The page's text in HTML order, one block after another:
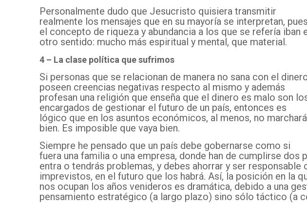
Personalmente dudo que Jesucristo quisiera transmitir
realmente los mensajes que en su mayoría se interpretan, pues
el concepto de riqueza y abundancia a los que se refería iban
otro sentido: mucho más espiritual y mental, que material.
4 – La clase política que sufrimos
Si personas que se relacionan de manera no sana con el
poseen creencias negativas respecto al mismo y además
profesan una religión que enseña que el dinero es malo son
encargados de gestionar el futuro de un país, entonces es
lógico que en los asuntos económicos, al menos, no marchará
bien. Es imposible que vaya bien.
Siempre he pensado que un país debe gobernarse como si
fuera una familia o una empresa, donde han de cumplirse dos
entra o tendrás problemas, y debes ahorrar y ser
imprevistos, en el futuro que los habrá. Así, la posición en la
nos ocupan los años venideros es dramática, debido a una
pensamiento estratégico (a largo plazo) sino sólo táctico (a